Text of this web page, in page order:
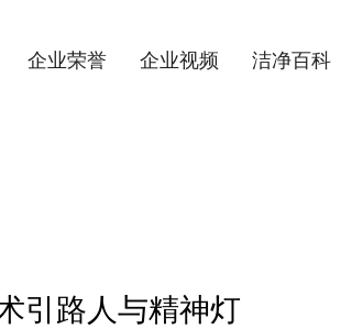
企业荣誉 企业视频 洁净百科
引路人与精神灯